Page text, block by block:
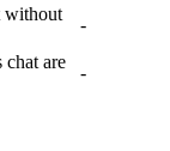
without
-
chat are
-